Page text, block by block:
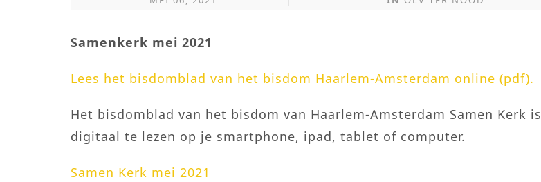
Samenkerk mei 2021
Lees het bisdomblad van het bisdom Haarlem-Amsterdam online (pdf).
Het bisdomblad van het bisdom van Haarlem-Amsterdam Samen Kerk is
digitaal te lezen op je smartphone, ipad, tablet of computer.
Samen Kerk mei 2021